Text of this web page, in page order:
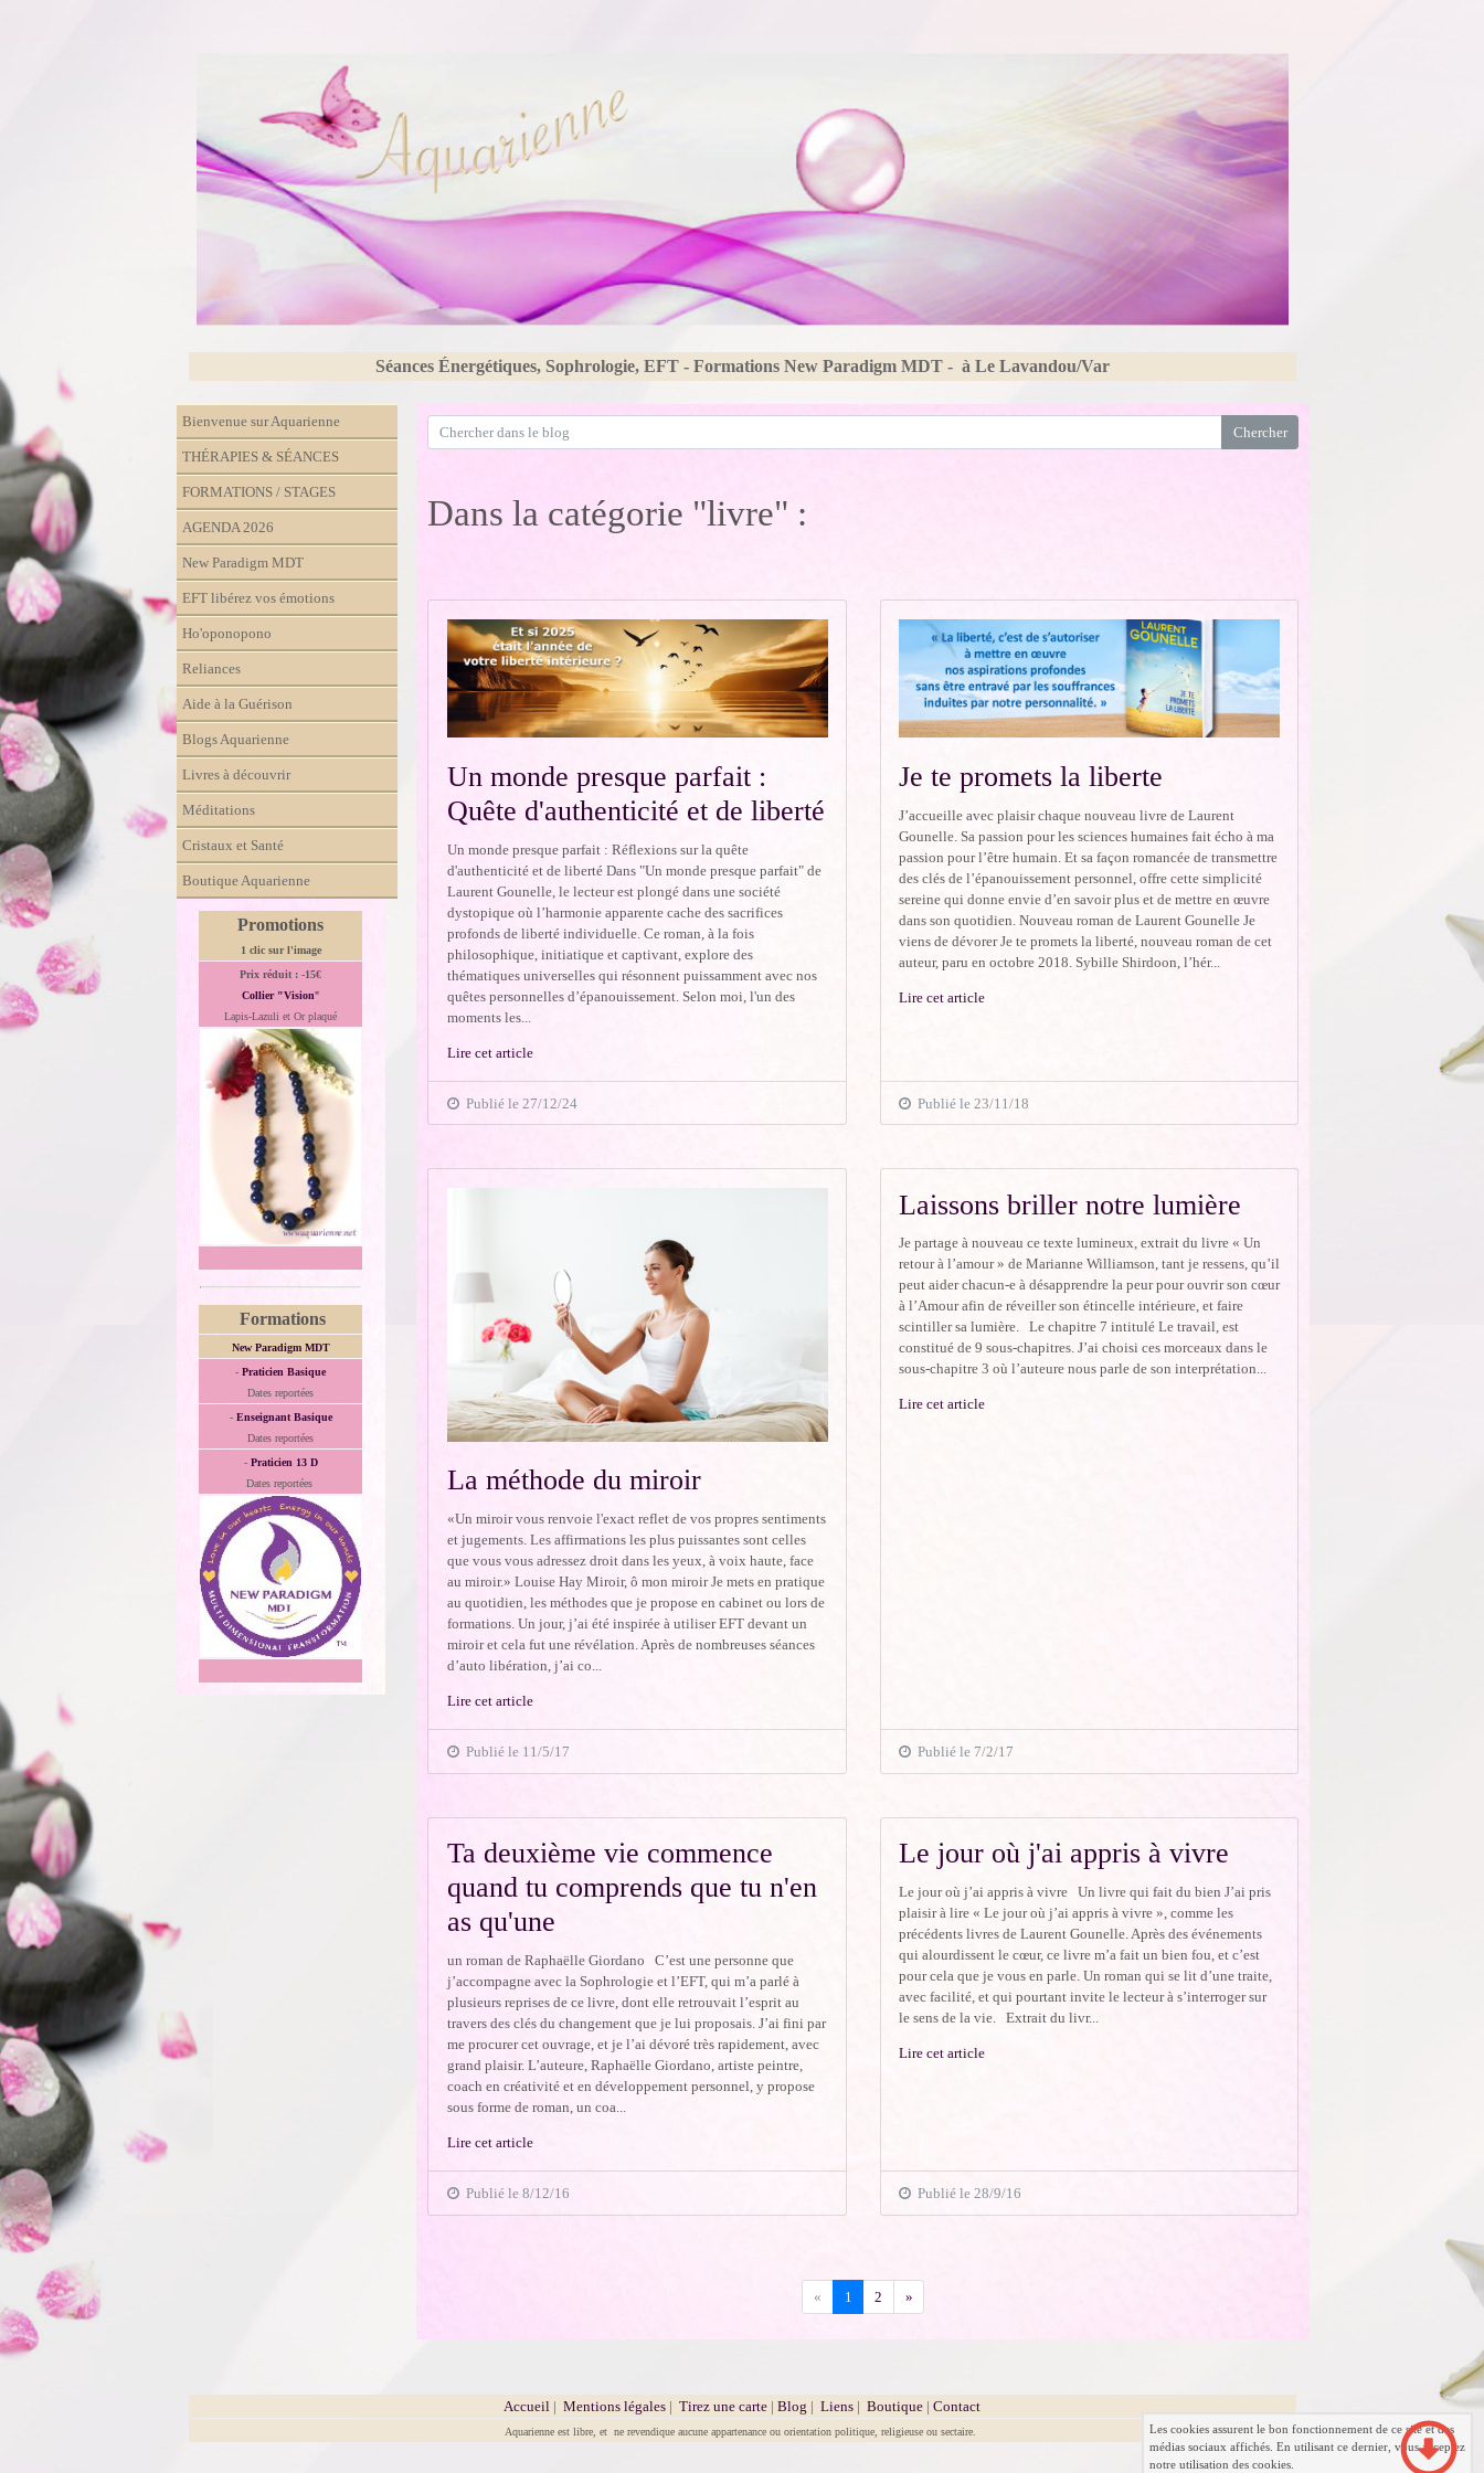
Séances Énergétiques, Sophrologie, EFT - Formations New Paradigm MDT - à Le Lavandou/Var
Bienvenue sur Aquarienne
THÉRAPIES & SÉANCES
FORMATIONS / STAGES
AGENDA 2026
New Paradigm MDT
EFT libérez vos émotions
Ho'oponopono
Reliances
Aide à la Guérison
Blogs Aquarienne
Livres à découvrir
Méditations
Cristaux et Santé
Boutique Aquarienne
Promotions
1 clic sur l'image
Prix réduit : -15€
Collier "Vision"
Lapis-Lazuli et Or plaqué
Formations
New Paradigm MDT
-Praticien Basique
Dates reportées
- Enseignant Basique
Dates reportées
- Praticien 13 D
Dates reportées
Dans la catégorie "livre" :
Un monde presque parfait :
Quête d'authenticité et de liberté
Un monde presque parfait : Réflexions sur la quête
d'authenticité et de liberté Dans "Un monde presque parfait" de
Laurent Gounelle, le lecteur est plongé dans une société
dystopique où l’harmonie apparente cache des sacrifices
profonds de liberté individuelle. Ce roman, à la fois
philosophique, initiatique et captivant, explore des
thématiques universelles qui résonnent puissamment avec nos
quêtes personnelles d’épanouissement. Selon moi, l'un des
moments les...
Lire cet article
Publié le 27/12/24
Je te promets la liberte
J’accueille avec plaisir chaque nouveau livre de Laurent
Gounelle. Sa passion pour les sciences humaines fait écho à ma
passion pour l’être humain. Et sa façon romancée de transmettre
des clés de l’épanouissement personnel, offre cette simplicité
sereine qui donne envie d’en savoir plus et de mettre en œuvre
dans son quotidien. Nouveau roman de Laurent Gounelle Je
viens de dévorer Je te promets la liberté, nouveau roman de cet
auteur, paru en octobre 2018. Sybille Shirdoon, l’hér...
Lire cet article
Publié le 23/11/18
La méthode du miroir
«Un miroir vous renvoie l'exact reflet de vos propres sentiments
et jugements. Les affirmations les plus puissantes sont celles
que vous vous adressez droit dans les yeux, à voix haute, face
au miroir.» Louise Hay Miroir, ô mon miroir Je mets en pratique
au quotidien, les méthodes que je propose en cabinet ou lors de
formations. Un jour, j’ai été inspirée à utiliser EFT devant un
miroir et cela fut une révélation. Après de nombreuses séances
d’auto libération, j’ai co...
Lire cet article
Publié le 11/5/17
Laissons briller notre lumière
Je partage à nouveau ce texte lumineux, extrait du livre « Un
retour à l’amour » de Marianne Williamson, tant je ressens, qu’il
peut aider chacun-e à désapprendre la peur pour ouvrir son cœur
à l’Amour afin de réveiller son étincelle intérieure, et faire
scintiller sa lumière. Le chapitre 7 intitulé Le travail, est
constitué de 9 sous-chapitres. J’ai choisi ces morceaux dans le
sous-chapitre 3 où l’auteure nous parle de son interprétation...
Lire cet article
Publié le 7/2/17
Ta deuxième vie commence
quand tu comprends que tu n'en
as qu'une
un roman de Raphaëlle Giordano C’est une personne que
j’accompagne avec la Sophrologie et l’EFT, qui m’a parlé à
plusieurs reprises de ce livre, dont elle retrouvait l’esprit au
travers des clés du changement que je lui proposais. J’ai fini par
me procurer cet ouvrage, et je l’ai dévoré très rapidement, avec
grand plaisir. L’auteure, Raphaëlle Giordano, artiste peintre,
coach en créativité et en développement personnel, y propose
sous forme de roman, un coa...
Lire cet article
Publié le 8/12/16
Le jour où j'ai appris à vivre
Le jour où j’ai appris à vivre Un livre qui fait du bien J’ai pris
plaisir à lire « Le jour où j’ai appris à vivre », comme les
précédents livres de Laurent Gounelle. Après des événements
qui alourdissent le cœur, ce livre m’a fait un bien fou, et c’est
pour cela que je vous en parle. Un roman qui se lit d’une traite,
avec facilité, et qui pourtant invite le lecteur à s’interroger sur
le sens de la vie. Extrait du livr...
Lire cet article
Publié le 28/9/16
« Précédent
1 2 »Suivant
Accueil | Mentions légales | Tirez une carte | Blog | Liens | Boutique | Contact
Aquarienne est libre, et ne revendique aucune appartenance ou orientation politique, religieuse ou sectaire.
Les cookies assurent le bon fonctionnement de ce site et des
médias sociaux affichés. En utilisant ce dernier, vous acceptez
notre utilisation des cookies.